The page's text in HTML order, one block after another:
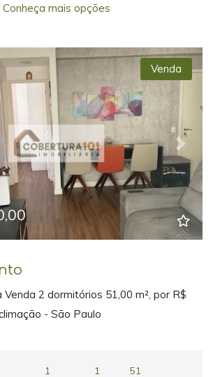
Conheça mais opções
Next
Venda
2 dormitórios 51,00 m², por R$
- São Paulo
1
1
51